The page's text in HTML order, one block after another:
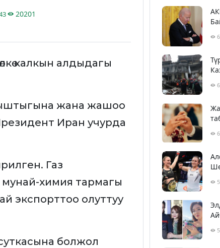
20201
калкын алдыдагы
жана жашоо
Президент Иран учурда
Газ
химия тармагы
экспорттоо олуттуу
болжол